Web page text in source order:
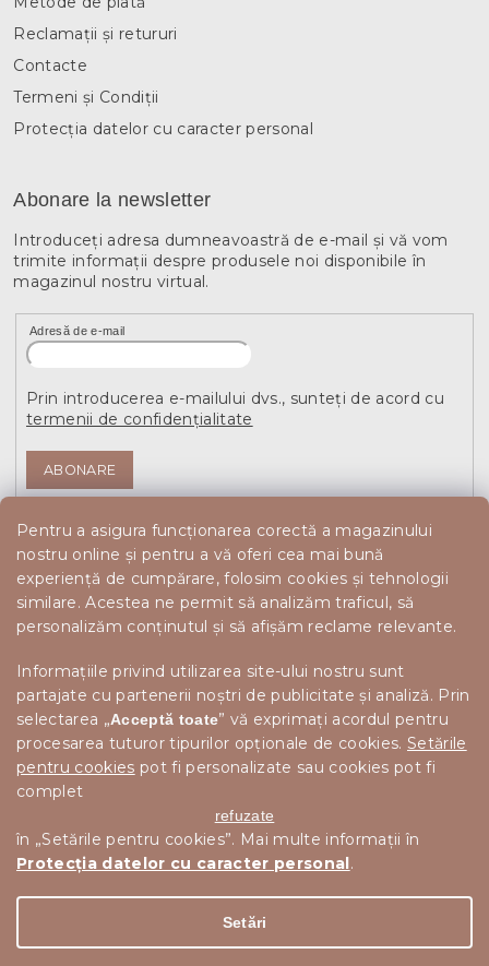
Pentru a asigura funcționarea corectă a magazinului
nostru online și pentru a vă oferi cea mai bună
experiență de cumpărare, folosim cookies și tehnologii
similare. Acestea ne permit să analizăm traficul, să
personalizăm conținutul și să afișăm reclame relevante.
Informațiile privind utilizarea site-ului nostru sunt
partajate cu partenerii noștri de publicitate și analiză. Prin
selectarea „Acceptă toate” vă exprimați acordul pentru
procesarea tuturor tipurilor opționale de cookies. Setările
pentru cookies pot fi personalizate sau cookies pot fi
complet
refuzate
în „Setările pentru cookies”. Mai multe informații în
Protecția datelor cu caracter personal.
Setări
Reclamații și retururi
Contacte
Termeni și Condiții
Protecția datelor cu caracter personal
Abonare la newsletter
Introduceţi adresa dumneavoastră de e-mail şi vă vom
trimite informaţii despre produsele noi disponibile în
magazinul nostru virtual.
Adresă de e-mail
Prin introducerea e-mailului dvs., sunteți de acord cu
termenii de confidențialitate
ABONARE